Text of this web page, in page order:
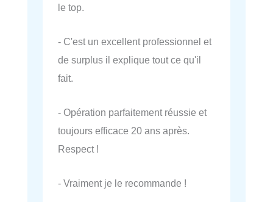
le top.
- C'est un excellent professionnel et
de surplus il explique tout ce qu'il
fait.
- Opération parfaitement réussie et
toujours efficace 20 ans après.
Respect !
- Vraiment je le recommande !